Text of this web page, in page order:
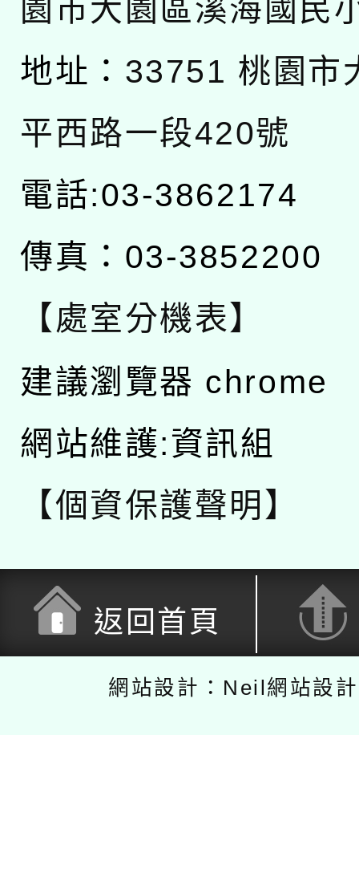
園市大園區溪海國民
地址： 33751 桃園市
平西路一段420號
電話:03-3862174
傳真：03-3852200
【處室分機表】
建議瀏覽器 chrome
網站維護:資訊組
【個資保護聲明】
返回首頁
網站設計：Neil網站設